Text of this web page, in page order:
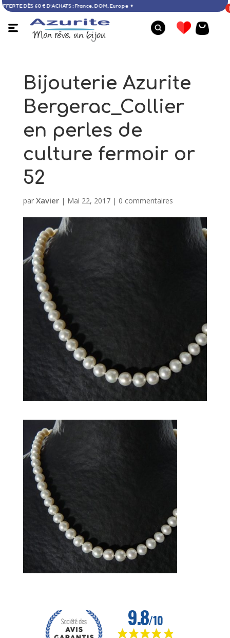
OFFERTE DÈS 60 € D’ACHATS : France, DOM, Europe ✦
Bijouterie Azurite
Bergerac_Collier
en perles de
culture fermoir or
52
par Xavier| Mai 22, 2017| 0 commentaires